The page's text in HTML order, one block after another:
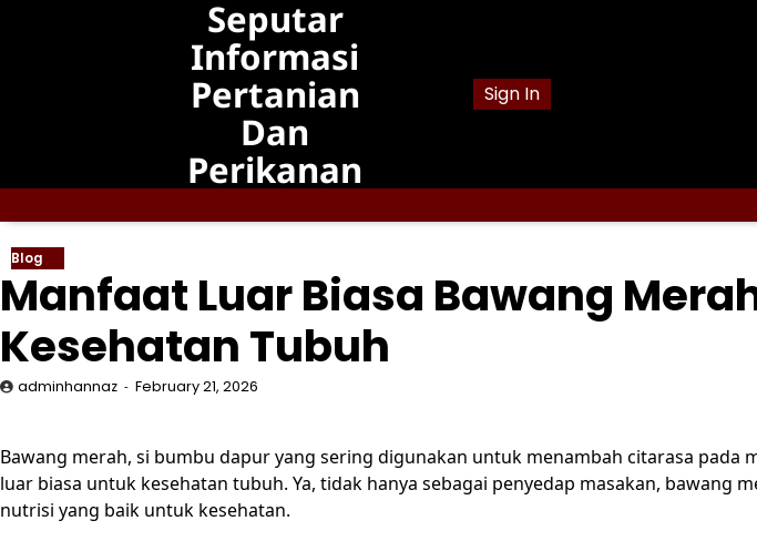
Seputar
Informasi
Pertanian
Dan
Perikanan
Sign In
Blog
Manfaat Luar Biasa Bawang
Kesehatan Tubuh
adminhannaz February 21, 2026
Bawang merah, si bumbu dapur yang sering digunakan untuk menambah citarasa pada
luar biasa untuk kesehatan tubuh. Ya, tidak hanya sebagai penyedap masakan, bawang
nutrisi yang baik untuk kesehatan.